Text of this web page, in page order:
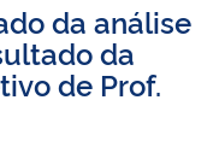
da análise
da
de Prof.